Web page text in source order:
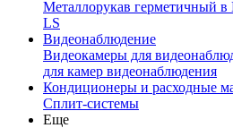
Металлорукав герметичный
LS
Видеонаблюдение
Видеокамеры для
для камер видеонаблюдения
Кондиционеры и расходные
Сплит-системы
Еще